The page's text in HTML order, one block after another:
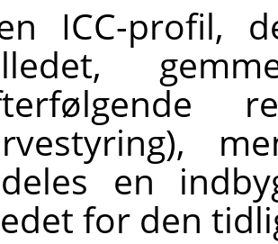
ICC-profil,
en
for den